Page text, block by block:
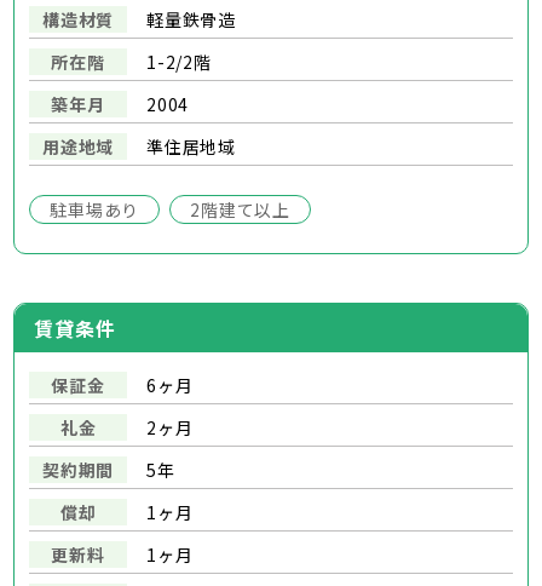
構造材質
軽量鉄骨造
所在階
1-2/2階
築年月
2004
用途地域
準住居地域
駐車場あり 2階建て以上
賃貸条件
保証金
6ヶ月
礼金
2ヶ月
契約期間
5年
償却
1ヶ月
更新料
1ヶ月